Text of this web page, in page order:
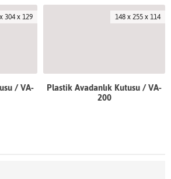
304 x 129
/ VA-
148 x 255 x 114
Plastik Avadanlık Kutusu / VA-
200